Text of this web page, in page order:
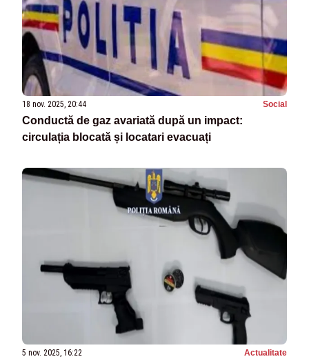
18 nov. 2025, 20:44 Social
Conductă de gaz avariată după un impact:
circulația blocată și locatari evacuați
5 nov. 2025, 16:22 Actualitate